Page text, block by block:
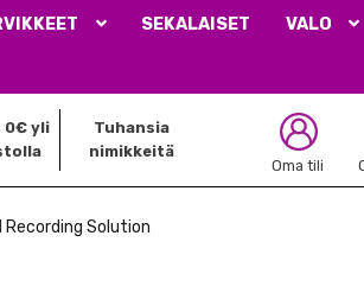
SEKALAISET VALO
Oma tili
0€ yli
Tuhansia
nimikkeitä
Recording Solution